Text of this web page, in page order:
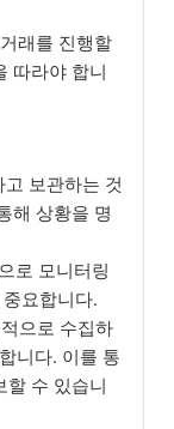
래를 진행할
따라야 합니
보관하는 것
해 상황을 명
로 모니터링
요합니다.
으로 수집하
니다. 이를 통
할 수 있습니